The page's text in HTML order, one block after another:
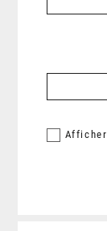
Afficher